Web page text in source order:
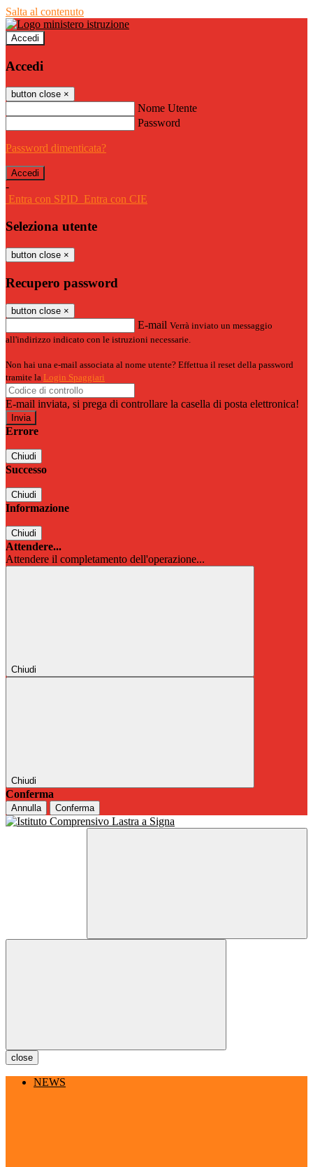
Salta al contenuto
Accedi
Accedi
button close ×
Nome Utente
Password
Password dimenticata?
-
Entra con SPID Entra con CIE
Seleziona utente
button close ×
Recupero password
button close ×
E-mail Verrà inviato un messaggio
all'indirizzo indicato con le istruzioni necessarie.
Non hai una e-mail associata al nome utente? Effettua il reset della password
tramite la Login Spaggiari
E-mail inviata, si prega di controllare la casella di posta elettronica!
Errore
Chiudi
Successo
Chiudi
Informazione
Chiudi
Attendere...
Attendere il completamento dell'operazione...
Chiudi
Chiudi
Conferma
Annulla Conferma
close
NEWS